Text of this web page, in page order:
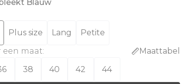
Blauw
Plus size Lang
Petite
een maat:
Maattabel
38 40 42 44